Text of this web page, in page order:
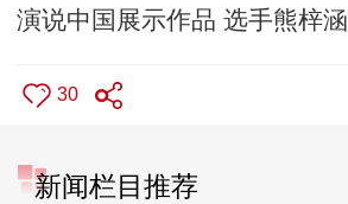
演说中国展示作品 选手熊梓涵
30
新闻栏目推荐